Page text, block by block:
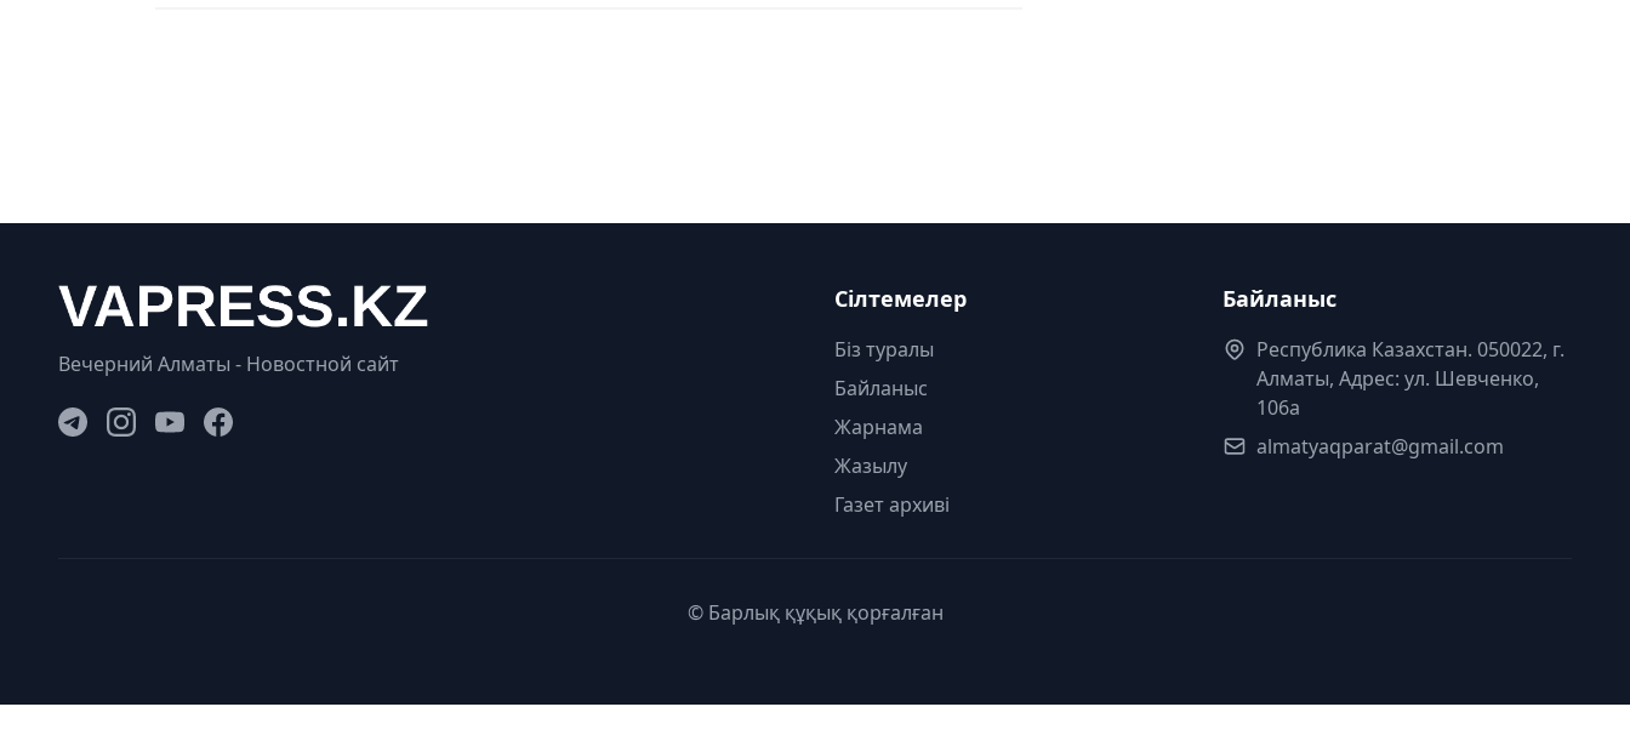
Вечерний Алматы - Новостной сайт
Сілтемелер
Біз туралы
Байланыс
Жарнама
Жазылу
Газет архиві
Байланыс
Республика Казахстан. 050022, г.
Алматы, Адрес: ул. Шевченко,
106а
almatyaqparat@gmail.com
© Барлық құқық қорғалған